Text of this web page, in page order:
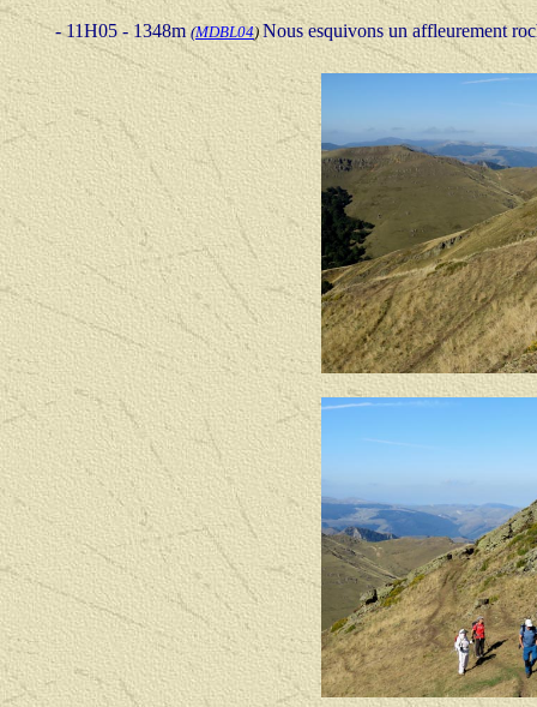
- 11H05 - 1348m (MDBL04)Nous esquivons un affleurement